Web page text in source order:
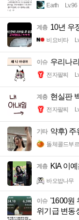
Earth Lv.96
계층 10년 우
비요비타
이슈 우리나
전자팔찌
계층 현실판
전자팔찌
기타 약후) 주
돌체콜드부르
계층 KIA 이
바오밥나무
이슈 '1600원
위기급 변동